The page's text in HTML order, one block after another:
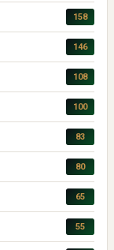
158
146
108
100
83
80
65
55